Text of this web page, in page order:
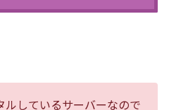
しているサーバーなので